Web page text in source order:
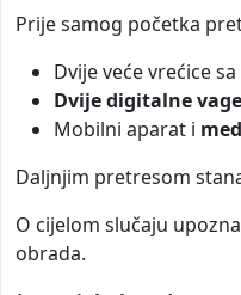
Prije samog početka
Dvije veće vrećice
Dvije digitalne vage
Mobilni aparat i
Daljnjim pretresom
O cijelom slučaju
obrada.